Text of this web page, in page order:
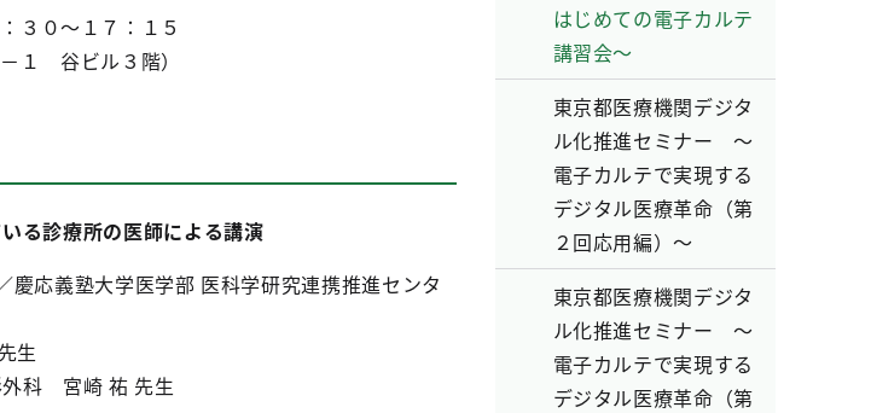
０～１７：１５
谷ビル３階）
る診療所の医師による講演
義塾大学医学部 医科学研究連携推進センタ
生
宮崎 祐 先生
はじめての電子カルテ
講習会～
東京都医療機関デジタ
ル化推進セミナー ～
電子カルテで実現する
デジタル医療革命（第
２回応用編）～
東京都医療機関デジタ
ル化推進セミナー ～
電子カルテで実現する
デジタル医療革命（第